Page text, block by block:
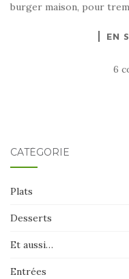
burger maison, pour
EN
6
CATÉGORIE
Plats
Desserts
Et aussi…
Entrées